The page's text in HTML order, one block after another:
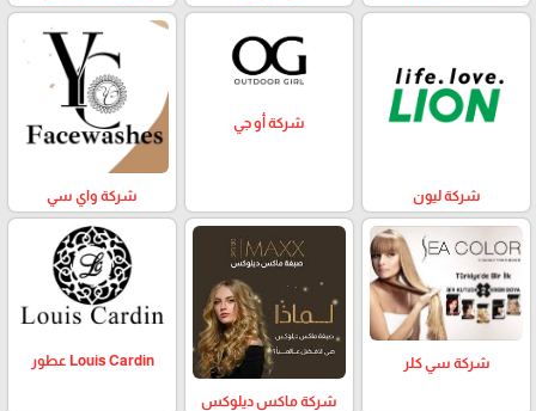
شركة ليون
شركة أو جي
شركة واي سي
شركة سي كلر
شركة ماكس ديلوكس
Louis Cardin عطور